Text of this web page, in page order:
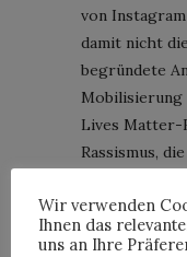
von
damit nicht
begründete
Lives Matter-
Rassismus,
ernste
vielmehr
Wir verwenden
Ihnen das
uns an Ihre